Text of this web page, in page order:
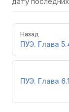
PagerНазад
ПУЭ. Глава
ПУЭ. Глава